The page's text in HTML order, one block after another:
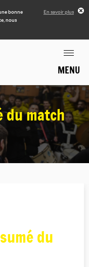
bonne
nous
En savoir plus
MENU
du match
du